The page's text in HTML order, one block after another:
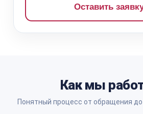
Оставить
Как мы
Понятный процесс от обращения